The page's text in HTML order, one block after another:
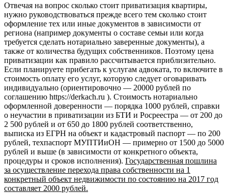
Отвечая на вопрос сколько стоит приватизация квартиры,
нужно руководствоваться прежде всего тем сколько стоит
оформление тех или иные документов в зависимости от
региона (например документы о составе семьи или когда
требуется сделать нотариально заверенные документы), а
также от количества будущих собственников. Поэтому цена
приватизации как правило рассчитывается приблизительно.
Если планируете прибегать к услугам адвоката, то включите в
стоимость оплату его услуг, которую следует оговаривать
индивидуально (ориентировочно — 20000 рублей по
соглашению https://derkach.ru ). Стоимость нотариально
оформленной доверенности — порядка 1000 рублей, справки
о неучастии в приватизации из БТИ и Росреестра — от 200 до
2 500 рублей и от 650 до 1800 рублей соответственно,
выписка из ЕГРН на объект и кадастровый паспорт — по 200
рублей, техпаспорт МУПТИиОН — примерно от 1500 до 5000
рублей и выше (в зависимости от конкретного объекта,
процедуры и сроков исполнения). Государственная пошлина
за осуществление перехода права собственности на 1
конкретный объект недвижимости по состоянию на 2017 год
составляет 2000 рублей.